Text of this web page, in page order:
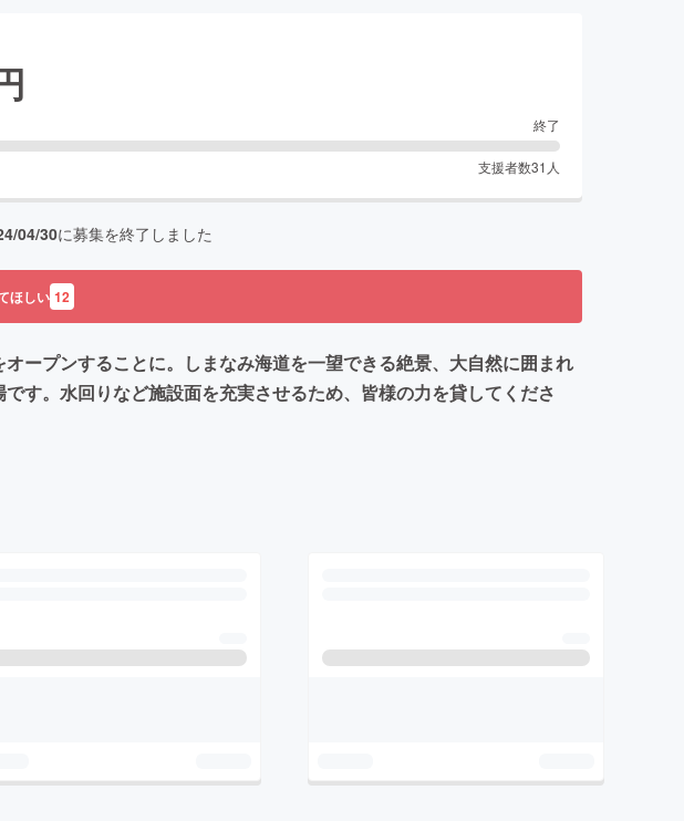
終了
支援者数31 人
04/30に募集を終了しました
ほしい 12
ープンすることに。しまなみ海道を一望できる絶景、大自然に囲まれ
す。水回りなど施設面を充実させるため、皆様の力を貸してくださ